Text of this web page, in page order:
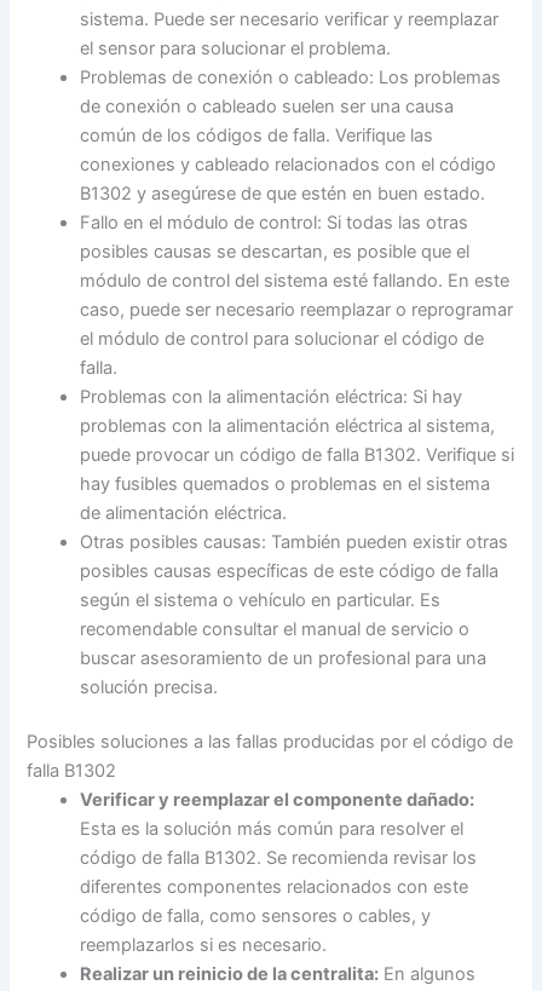
sistema. Puede ser necesario verificar y reemplazar
el sensor para solucionar el problema.
Problemas de conexión o cableado: Los problemas
de conexión o cableado suelen ser una causa
común de los códigos de falla. Verifique las
conexiones y cableado relacionados con el código
B1302 y asegúrese de que estén en buen estado.
Fallo en el módulo de control: Si todas las otras
posibles causas se descartan, es posible que el
módulo de control del sistema esté fallando. En este
caso, puede ser necesario reemplazar o reprogramar
el módulo de control para solucionar el código de
falla.
Problemas con la alimentación eléctrica: Si hay
problemas con la alimentación eléctrica al sistema,
puede provocar un código de falla B1302. Verifique si
hay fusibles quemados o problemas en el sistema
de alimentación eléctrica.
Otras posibles causas: También pueden existir otras
posibles causas específicas de este código de falla
según el sistema o vehículo en particular. Es
recomendable consultar el manual de servicio o
buscar asesoramiento de un profesional para una
solución precisa.
Posibles soluciones a las fallas producidas por el código de
falla B1302
Verificar y reemplazar el componente dañado:
Esta es la solución más común para resolver el
código de falla B1302. Se recomienda revisar los
diferentes componentes relacionados con este
código de falla, como sensores o cables, y
reemplazarlos si es necesario.
Realizar un reinicio de la centralita: En algunos